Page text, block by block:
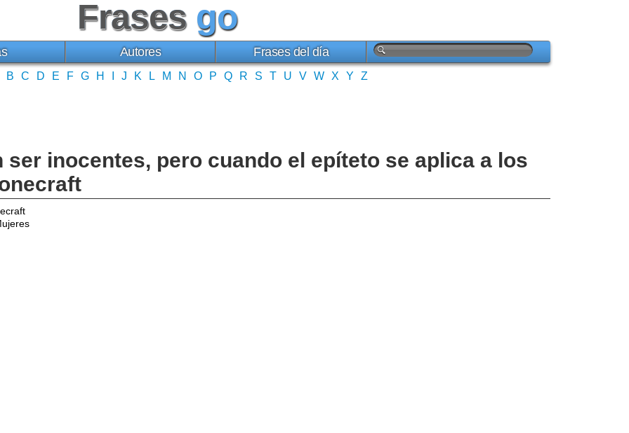
Frases go
Autores Frases del día
B C D E F G H J K L M N O P Q R S T U V W X Y Z
ser inocentes, pero cuando el epíteto se aplica a los